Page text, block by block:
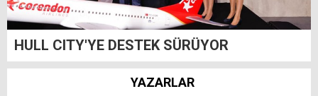
HULL CITY'YE DESTEK SÜRÜYOR
YAZARLAR